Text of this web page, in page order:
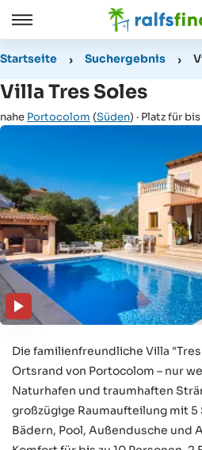
Öffnen
Schließen
Startseite Suchergebnis
Villa Tres Soles
nahe Portocolom (Süden) · Platz für
Die familienfreundliche Villa
Ortsrand von Portocolom – nur
Naturhafen und traumhaften
großzügige Raumaufteilung mit 5
Bädern, Pool, Außendusche und